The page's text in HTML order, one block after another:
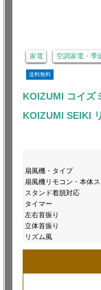
家電 空調家電・季
送料無料
KOIZUMI コイズ
KOIZUMI SEIKI
扇風機・タイプ
扇風機リモコン・本体
スタンド着脱対応
タイマー
左右首振り
立体首振り
リズム風